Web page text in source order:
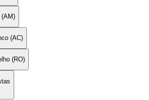
(AM)
(AC)
(RO)